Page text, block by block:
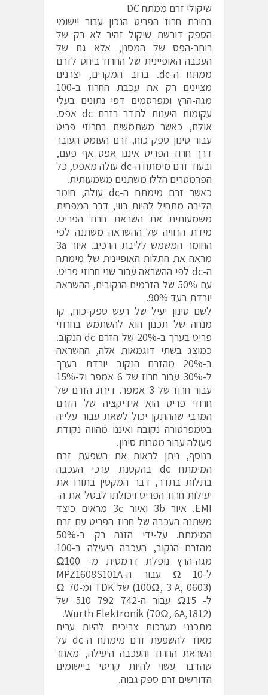
שיקולי זרם ממתח DC
בחירת חרוז הפריט הנכון עבור יישומי
הספק דורשת שיקול זהיר לא רק של
רוחב-הפס של המסנן, אלא גם של
העכבה האופיינית של החרוז ביחס לזרם
ממתח ה-dc. ברוב המקרים, יצרנים
מציינים רק את עכבת החרוז ב-100
מגה-הרץ ומפרסמים דפי נתונים בעלי
עקומות היענות לתדר בזרם dc אפס.
אולם, כאשר משתמשים בחרוזי פריט
עבור סינון ספק כוח, זרם העומס העובר
דרך חרוז הפריט איננו אפס אף פעם,
ובעוד זרם מימתח ה-dc עולה מאפס, כל
הפרמטרים הללו משתנים משמעותית.
כאשר זרם מימתח ה-dc עולה, חומר
הליבה מתחיל להיות רווי, דבר המפחית
משמעותית את השראת חרוז הפריט.
מידת הרוויה של ההשראה משתנה לפי
החומר המשמש לליבת הרכיב. איור 3a
מראה את התלות האופיינית של מימתח
ה-dc לפי ההשראה עבור שני חרוזי פריט.
עם 50% של הזרמים הנקובים, ההשראה
יורדת בעד 90%.
לשם סינון יעיל של רעש ספק-כוח, קו
מנחה של תכנון הוא להשתמש בחרוזי
פריט בערך ב-20% של הזרם dc הנקוב.
כמוצג בשתי דוגמאות אלה, ההשראה
ב-20% מהזרם הנקוב יורדת בערך
ל-30% עבור חרוז של 6 אמפר ול-15%
עבור חרוז של 3 אמפר. דירוג הזרם של
חרוזי פריט הוא אידיקציה של הזרם
המרבי שההתקן יכול לשאת עבור עלייה
בטמפרטורה נקובה ואיננו מהווה נקודת
פעולה עבור מטרות סינון.
בנוסף, ניתן לראות את השפעת זרם
המימתח dc בהקטנת ערכי העכבה
בתלות בתדר, דבר המקטין בתורו את
יעילות חרוז הפריט ויכולתו לבטל את ה-
EMI. איור 3b ואיור 3c מראים כיצד
משתנה העכבה של חרוז הפריט עם זרם
המימתח. על-ידי הזנה רק ב-50%
מהזרם הנקוב, העכבה היעילה ב-100
מגה-הרץ נופלת דרמטית מ- Ω100
ל-10 Ω עבור ה-MPZ1608S101A
(100Ω, 3 A, 0603) של TDK ומ-70 Ω
ל- Ω15 עבור ה-742 792 510 של
Wurth Elektronik (70Ω, 6A,1812).
מתכנני מערכות צריכים להיות ערים
מאוד להשפעת זרם מימתח ה-dc על
השראת החרוז והעכבה היעילה, מאחר
שהדבר עשוי להיות קריטי ביישומים
הדורשים זרם ספק גבוה.